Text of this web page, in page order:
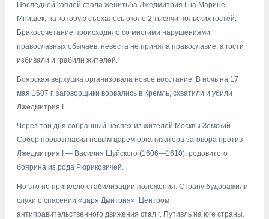
Последней каплей стала женитьба Лжедмитрия I на Марине
Мнишек, на которую съехалось около 2 тысячи польских гостей.
Бракосочетание происходило со многими нарушениями
православных обычаев, невеста не приняла православие, а гости
избивали и грабили жителей.
Боярская верхушка организовала новое восстание. В ночь на 17
мая 1607 г. заговорщики ворвались в Кремль, схватили и убили
Лжедмитрия I.
Через три дня собранный наспех из жителей Москвы Земский
Собор провозгласил новым царем организатора заговора против
Лжедмитрия I — Василия Шуйского (1606—1610), родовитого
боярина из рода Рюриковичей.
Но это не принесло стабилизации положения. Страну будоражили
слухи о спасении «царя Дмитрия». Центром
антиправительственного движения стал г. Путивль на юге страны.